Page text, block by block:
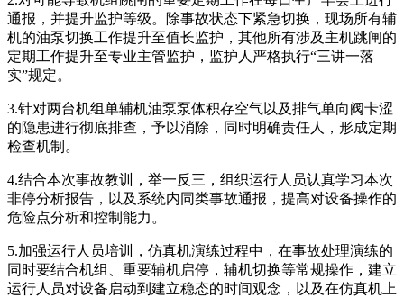
通报，并提升监护等级。除事故状态下紧急切换，现场所有辅
机的油泵切换工作提升至值长监护，其他所有涉及主机跳闸的
定期工作提升至专业主管监护，监护人严格执行“三讲一落
实”规定。
3.针对两台机组单辅机油泵泵体积存空气以及排气单向阀卡涩
的隐患进行彻底排查，予以消除，同时明确责任人，形成定期
检查机制。
4.结合本次事故教训，举一反三，组织运行人员认真学习本次
非停分析报告，以及系统内同类事故通报，提高对设备操作的
危险点分析和控制能力。
5.加强运行人员培训，仿真机演练过程中，在事故处理演练的
同时要结合机组、重要辅机启停，辅机切换等常规操作，建立
运行人员对设备启动到建立稳态的时间观念，以及在仿真机上